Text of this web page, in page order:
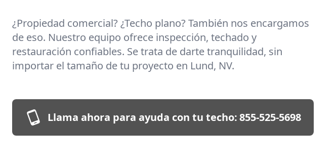
¿Propiedad comercial? ¿Techo plano? También nos encargamos
de eso. Nuestro equipo ofrece inspección, techado y
restauración confiables. Se trata de darte tranquilidad, sin
importar el tamaño de tu proyecto en Lund, NV.
Llama ahora para ayuda con tu techo:855-525-5698